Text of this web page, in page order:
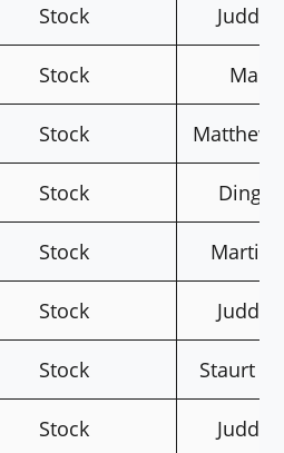
Stock Judd
Stock
Stock Matthew
Stock Ding
Stock Martin
Stock Judd
Stock Staurt
Stock Judd